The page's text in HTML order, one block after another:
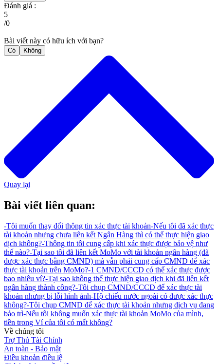
Đánh giá :
5
/0
Bài viết này có hữu ích với bạn?
Có Không
Quay lại
Bài viết liên quan:
-Tôi muốn thay đổi thông tin xác thực tài khoản-Nếu tôi đã xác thực
tài khoản nhưng chưa liên kết Ngân Hàng thì có thể thực hiện giao
dịch không?-Thông tin tôi cung cấp khi xác thực được bảo vệ như
thế nào?-Tại sao tôi đã liên kết MoMo với tài khoản ngân hàng (đã
được xác thực bằng CMND) mà vẫn phải cung cấp CMND để xác
thực tài khoản trên MoMo?-1 CMND/CCCD có thể xác thực được
bao nhiêu ví?-Tại sao không thể thực hiện giao dịch khi đã liên kết
ngân hàng thành công?-Tôi chụp CMND/CCCD để xác thực tài
khoản nhưng bị lỗi hình ảnh-Hộ chiếu nước ngoài có được xác thực
không?-Tôi chụp CMND để xác thực tài khoản nhưng dịch vụ đang
bảo trì-Nếu tôi không muốn xác thực tài khoản MoMo của mình,
tiền trong Ví của tôi có mất không?
Về chúng tôi
Trợ Thủ Tài Chính
An toàn - Bảo mật
Điều khoản điều lệ